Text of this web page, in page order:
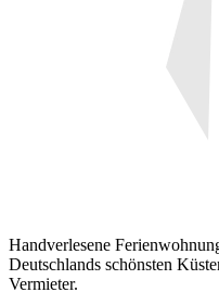
Handverlesene
Deutschlands schönsten
Vermieter.